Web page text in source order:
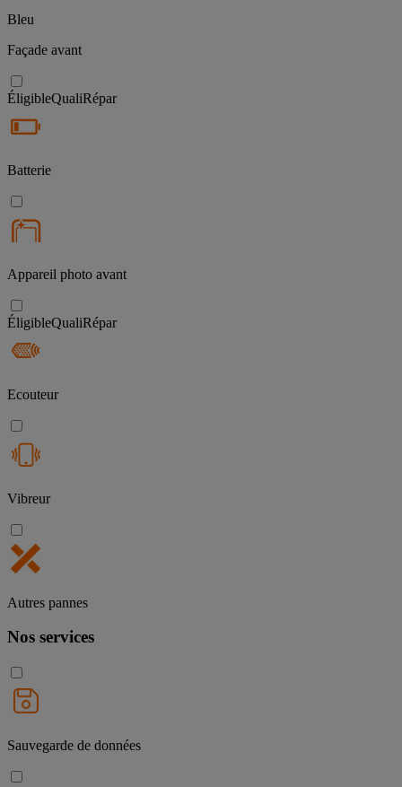
Bleu
Façade avant
ÉligibleQualiRépar
Batterie
Appareil photo avant
ÉligibleQualiRépar
Ecouteur
Vibreur
Autres pannes
Nos services
Sauvegarde de données